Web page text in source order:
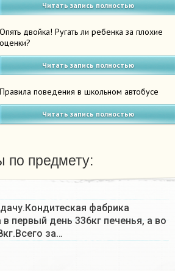
Читать запись полностью
Опять двойка! Ругать ли ребенка за плохие
оценки?
Читать запись полностью
Правила поведения в школьном автобусе
Читать запись полностью
по предмету:
фабрика
в первый день 336кг печенья, а во
за…